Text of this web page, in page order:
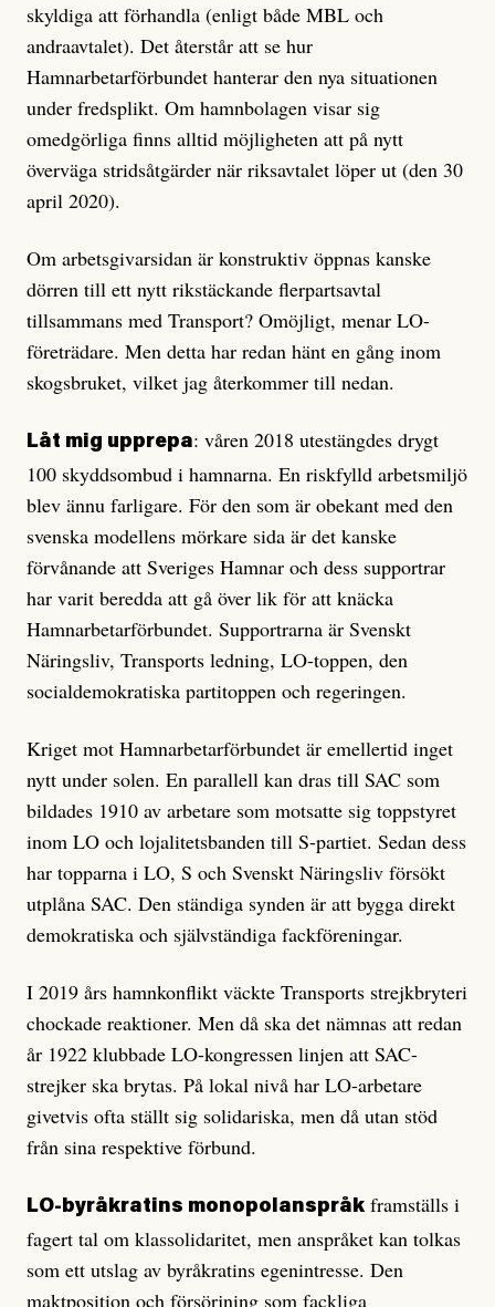
skyldiga att förhandla (enligt både MBL och
andraavtalet). Det återstår att se hur
Hamnarbetarförbundet hanterar den nya situationen
under fredsplikt. Om hamnbolagen visar sig
omedgörliga finns alltid möjligheten att på nytt
överväga stridsåtgärder när riksavtalet löper ut (den 30
april 2020).
Om arbetsgivarsidan är konstruktiv öppnas kanske
dörren till ett nytt rikstäckande flerpartsavtal
tillsammans med Transport? Omöjligt, menar LO-
företrädare. Men detta har redan hänt en gång inom
skogsbruket, vilket jag återkommer till nedan.
Låt mig upprepa: våren 2018 utestängdes drygt
100 skyddsombud i hamnarna. En riskfylld arbetsmiljö
blev ännu farligare. För den som är obekant med den
svenska modellens mörkare sida är det kanske
förvånande att Sveriges Hamnar och dess supportrar
har varit beredda att gå över lik för att knäcka
Hamnarbetarförbundet. Supportrarna är Svenskt
Näringsliv, Transports ledning, LO-toppen, den
socialdemokratiska partitoppen och regeringen.
Kriget mot Hamnarbetarförbundet är emellertid inget
nytt under solen. En parallell kan dras till SAC som
bildades 1910 av arbetare som motsatte sig toppstyret
inom LO och lojalitetsbanden till S-partiet. Sedan dess
har topparna i LO, S och Svenskt Näringsliv försökt
utplåna SAC. Den ständiga synden är att bygga direkt
demokratiska och självständiga fackföreningar.
I 2019 års hamnkonflikt väckte Transports strejkbryteri
chockade reaktioner. Men då ska det nämnas att redan
år 1922 klubbade LO-kongressen linjen att SAC-
strejker ska brytas. På lokal nivå har LO-arbetare
givetvis ofta ställt sig solidariska, men då utan stöd
från sina respektive förbund.
LO-byråkratins monopolanspråk framställs i
fagert tal om klassolidaritet, men anspråket kan tolkas
som ett utslag av byråkratins egenintresse. Den
maktposition och försörjning som fackliga